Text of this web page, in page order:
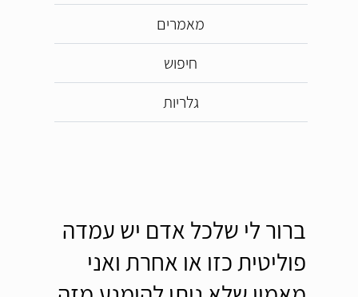
מאמרים
חיפוש
גלריות
ברור לי שלכל אדם יש עמדה
פוליטית כזו או אחרת ואני